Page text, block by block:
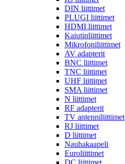
DIN liittimet
PLUGI liittimet
HDMI liittimet
Kaiutinliittimet
Mikrofoniliittimet
AV adapterit
BNC liittimet
TNC liittimet
UHF liittimet
SMA liittimet
N liittimet
RF adapterit
TV antenniliittimet
RJ liittimet
D liittimet
Nauhakaapeli
Euroliittimet
DC liittimet